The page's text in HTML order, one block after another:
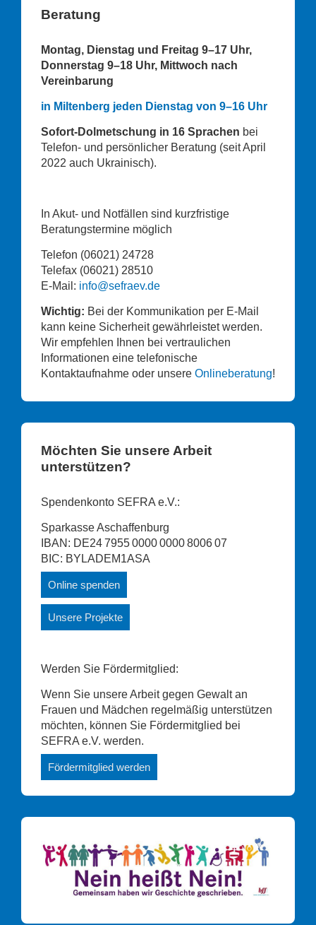
Beratung
Montag, Dienstag und Freitag 9–17 Uhr,
Donnerstag 9–18 Uhr, Mittwoch nach
Vereinbarung
in Miltenberg jeden Dienstag von 9–16 Uhr
Sofort-Dolmetschung in 16 Sprachen bei
Telefon- und persönlicher Beratung (seit April
2022 auch Ukrainisch).
In Akut- und Notfällen sind kurzfristige
Beratungstermine möglich
Telefon (06021) 24728
Telefax (06021) 28510
E-Mail: info@sefraev.de
Wichtig: Bei der Kommunikation per E-Mail
kann keine Sicherheit gewährleistet werden.
Wir empfehlen Ihnen bei vertraulichen
Informationen eine telefonische
Kontaktaufnahme oder unsere Onlineberatung!
Möchten Sie unsere Arbeit
unterstützen?
Spendenkonto SEFRA e.V.:
Sparkasse Aschaffenburg
IBAN: DE24 7955 0000 0000 8006 07
BIC: BYLADEM1ASA
Online spenden
Unsere Projekte
Werden Sie Fördermitglied:
Wenn Sie unsere Arbeit gegen Gewalt an
Frauen und Mädchen regelmäßig unterstützen
möchten, können Sie Fördermitglied bei
SEFRA e.V. werden.
Fördermitglied werden